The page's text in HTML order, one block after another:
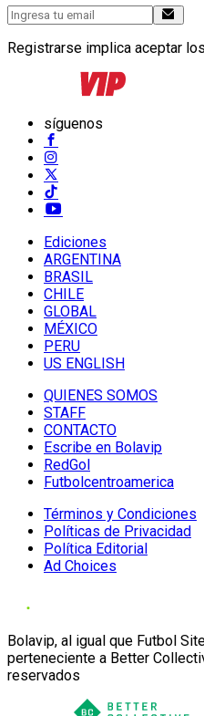
Registrarse implica aceptar los
síguenos
Ediciones
ARGENTINA
BRASIL
CHILE
GLOBAL
MÉXICO
PERU
US ENGLISH
QUIENES SOMOS
STAFF
CONTACTO
Escribe en Bolavip
RedGol
Futbolcentroamerica
Términos y Condiciones
Políticas de Privacidad
Política Editorial
Ad Choices
Bolavip, al igual que Futbol
perteneciente a Better
reservados